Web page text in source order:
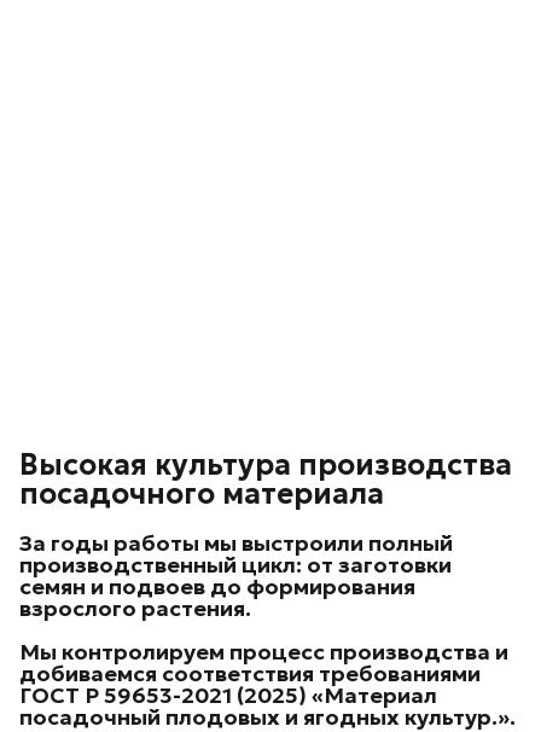
Высокая культура производства
посадочного материала
За годы работы мы выстроили полный
производственный цикл: от заготовки
семян и подвоев до формирования
взрослого растения.
Мы контролируем процесс производства и
добиваемся соответствия требованиями
ГОСТ Р 59653-2021 (2025) «Материал
посадочный плодовых и ягодных культур.».